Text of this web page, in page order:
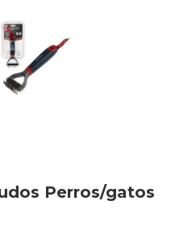
Perros/gatos